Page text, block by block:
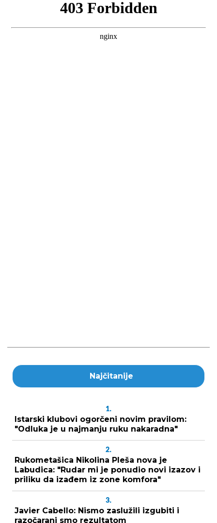
Najčitanije
1.
Istarski klubovi ogorčeni novim pravilom:
"Odluka je u najmanju ruku nakaradna"
2.
Rukometašica Nikolina Pleša nova je
Labudica: "Rudar mi je ponudio novi izazov i
priliku da izađem iz zone komfora"
3.
Javier Cabello: Nismo zaslužili izgubiti i
razočarani smo rezultatom